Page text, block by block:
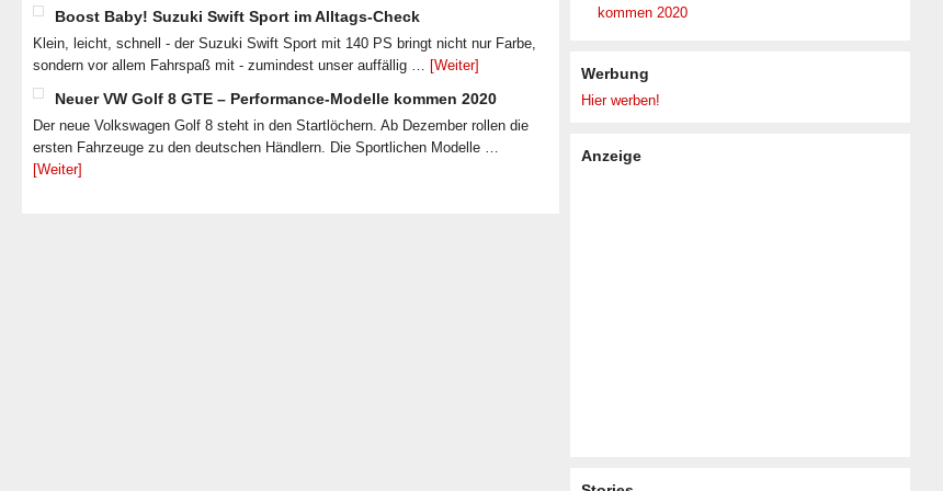
Boost Baby! Suzuki Swift Sport im Alltags-Check
Klein, leicht, schnell - der Suzuki Swift Sport mit 140 PS bringt nicht nur Farbe,
sondern vor allem Fahrspaß mit - zumindest unser auffällig … [Weiter]
Neuer VW Golf 8 GTE – Performance-Modelle kommen 2020
Der neue Volkswagen Golf 8 steht in den Startlöchern. Ab Dezember rollen die
ersten Fahrzeuge zu den deutschen Händlern. Die Sportlichen Modelle …
[Weiter]
kommen 2020
Werbung
Hier werben!
Anzeige